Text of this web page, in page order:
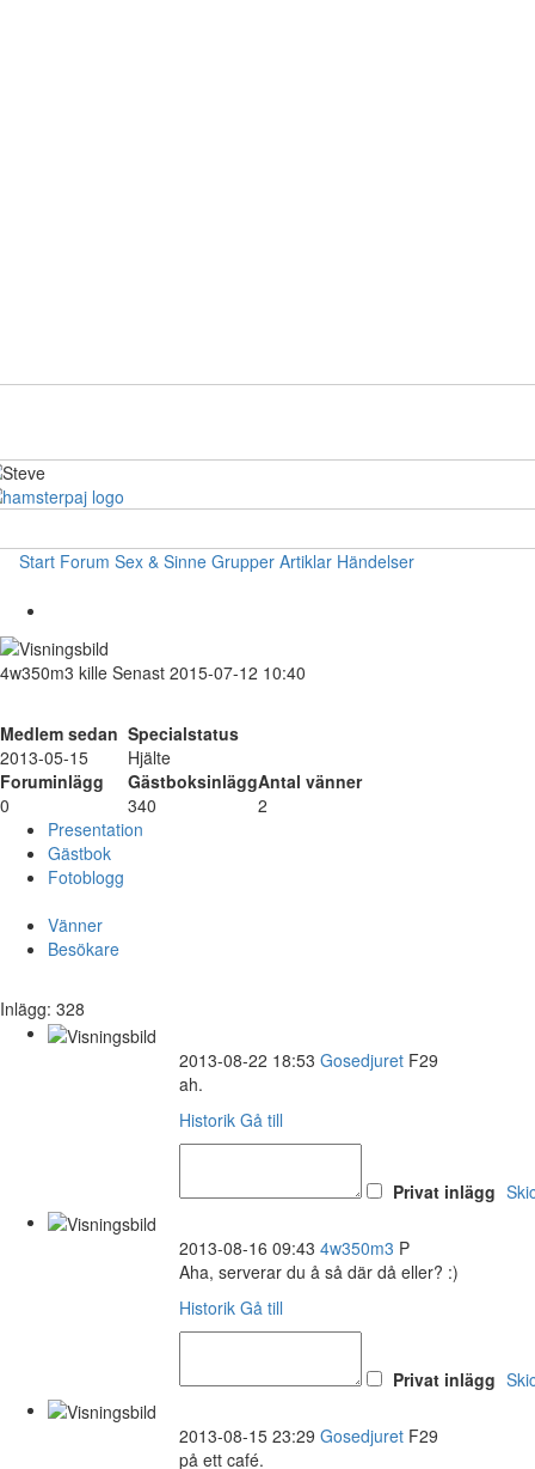
Start Forum Sex & Sinne Grupper Artiklar Händelser
4w350m3 kille Senast 2015-07-12 10:40
Medlem sedan Specialstatus
2013-05-15
Hjälte
Foruminlägg
GästboksinläggAntal vänner
0
340
2
Presentation
Gästbok
Fotoblogg
Vänner
Besökare
Inlägg: 328
2013-08-22 18:53 Gosedjuret F29
ah.
Historik Gå till
Privat inlägg
2013-08-16 09:43 4w350m3 P
Aha, serverar du å så där då eller? :)
Historik Gå till
Privat inlägg
2013-08-15 23:29 Gosedjuret F29
på ett café.